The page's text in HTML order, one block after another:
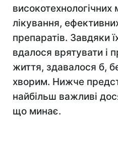
високотехнологічних
лікування,
препаратів. Завдяки
вдалося врятувати і
життя, здавалося б,
хворим. Нижче
найбільш важливі
що минає.